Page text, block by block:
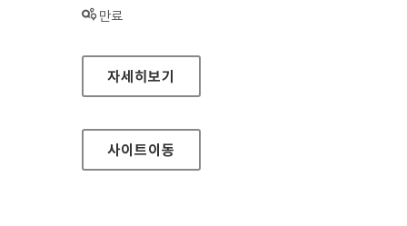
상태 :
만료
삼성이노베이션뮤지엄 홈페이지
자세히보기
사이트이동